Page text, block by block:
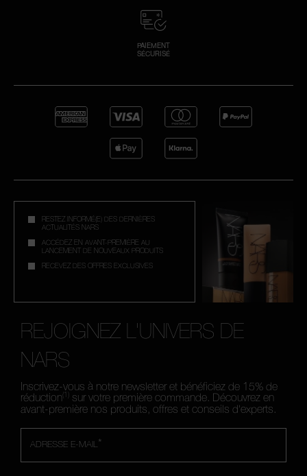
PAIEMENT
SÉCURISÉ
RESTEZ INFORMÉ(E) DES DERNIÈRES
ACTUALITÉS NARS
ACCÉDEZ EN AVANT-PREMIÈRE AU
LANCEMENT DE NOUVEAUX PRODUITS
RECEVEZ DES OFFRES EXCLUSIVES
REJOIGNEZ L'UNIVERS DE
NARS
Inscrivez-vous à notre newsletter et bénéficiez de 15% de
réduction (1) sur votre première commande. Découvrez en
avant-première nos produits, offres et conseils d'experts.
*
ADRESSE E-MAIL